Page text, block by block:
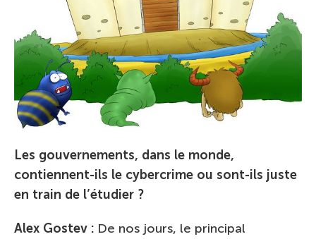
Les gouvernements, dans le monde,
contiennent-ils le cybercrime ou sont-ils juste
en train de l’étudier ?
Alex Gostev : De nos jours, le principal